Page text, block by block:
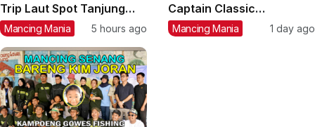
Trip Laut Spot Tanjung
Lesung, Strike Marlin,
Merah
Mancing Mania 5 hours ago
Captain Classic
‘Sakatirta’ Size 1,80 m s/d
Mancing Mania 1 day ago